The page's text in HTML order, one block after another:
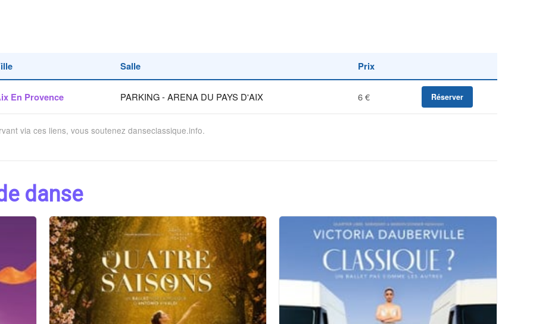
Salle Prix
En Provence PARKING - ARENA DU PAYS D'AIX 6 € Réserver
via ces liens, vous soutenez danseclassique.info.
danse